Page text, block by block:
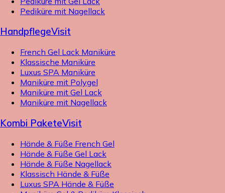
Pediküre mit Nagellack
HandpflegeVisit
French Gel Lack Maniküre
Klassische Maniküre
Luxus SPA Maniküre
Maniküre mit Polygel
Maniküre mit Gel Lack
Maniküre mit Nagellack
Kombi PaketeVisit
Hände & Füße French Gel
Hände & Füße Gel Lack
Hände & Füße Nagellack
Klassisch Hände & Füße
Luxus SPA Hände & Füße